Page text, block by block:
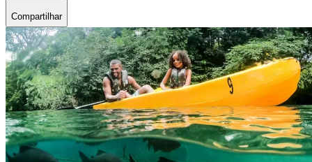
Compartilhar